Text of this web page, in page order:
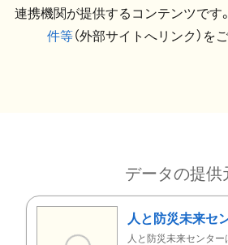
連携機関が提供するコンテンツです。
件等（外部サイトへリンク）を
データの提供
人と防災未来
人と防災未来センター